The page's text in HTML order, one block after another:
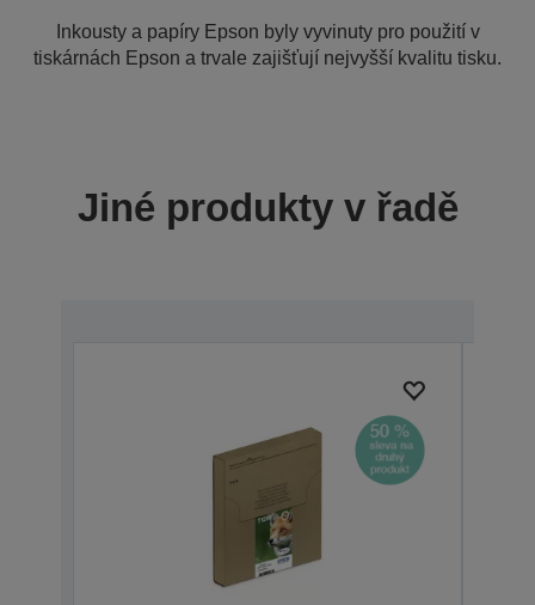
Inkousty a papíry Epson byly vyvinuty pro použití v
tiskárnách Epson a trvale zajišťují nejvyšší kvalitu tisku.
Jiné produkty v řadě